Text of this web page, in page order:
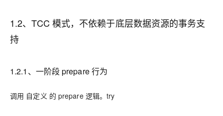
1.2、TCC 模式，不依赖于底层数据资源的事务支
持
1.2.1、一阶段 prepare 行为
调用 自定义 的 prepare 逻辑。try